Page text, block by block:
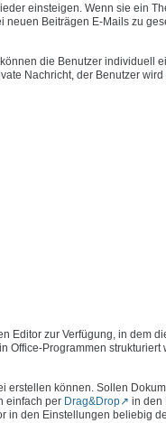
einsteigen. Wenn sie ein
neuen Beiträgen E-Mails zu
die Benutzer individuell
Nachricht, der Benutzer
Editor zur Verfügung, in dem
Office-Programmen strukturiert
erstellen können. Sollen
einfach per Drag&Drop
in den
in den Einstellungen beliebig